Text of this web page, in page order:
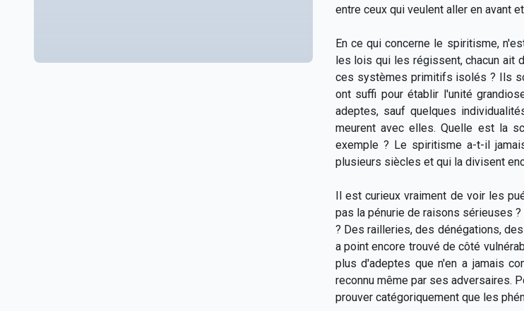
entre ceux qui veulent aller en avant
En ce qui concerne le spiritisme,
les lois qui les régissent, chacun ait
ces systèmes primitifs isolés ? Ils
ont suffi pour établir l'unité
adeptes, sauf quelques
meurent avec elles. Quelle est la
exemple ? Le spiritisme a-t-il
plusieurs siècles et qui la divisent
Il est curieux vraiment de voir les
pas la pénurie de raisons sérieuses
? Des railleries, des dénégations,
a point encore trouvé de côté
plus d'adeptes que n'en a jamais
reconnu même par ses adversaires.
prouver catégoriquement que les